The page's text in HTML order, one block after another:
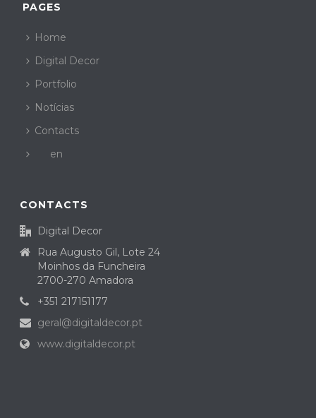
PAGES
Home
Digital Decor
Portfolio
Notícias
Contacts
en
CONTACTS
Digital Decor
Rua Augusto Gil, Lote 24
Moinhos da Funcheira
2700-270 Amadora
+351 217151177
geral@digitaldecor.pt
www.digitaldecor.pt